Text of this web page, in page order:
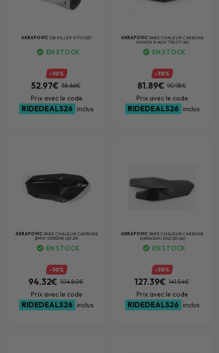
passionnés de sport et de compétition. Que vous recherchiez
les standards les plus exigeants.
AKRAPOVIC DB KILLER V-TUV227
EN STOCK
-10%
52.97€ 58.86€
Prix avec le code
RIDEDEALS26 inclus
AKRAPOVIC PARE CHALEUR CARBONE
HONDA X-ADV 750 (17-24)
EN STOCK
-10%
81.89€ 90.98€
Prix avec le code
RIDEDEALS26 inclus
AKRAPOVIC PARE CHALEUR CARBONE
BMW S1000XR (20-23)
EN STOCK
-10%
94.32€ 104.80€
Prix avec le code
RIDEDEALS26 inclus
AKRAPOVIC PARE CHALEUR CARBONE
KAWASAKI ZH2 (20-24)
EN STOCK
-10%
127.39€ 141.54€
Prix avec le code
RIDEDEALS26 inclus